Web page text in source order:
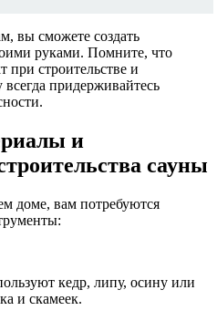
вы сможете создать
руками. Помните, что
при строительстве и
придерживайтесь
и
сауны
доме, вам потребуются
кедр, липу, осину или
и скамеек.